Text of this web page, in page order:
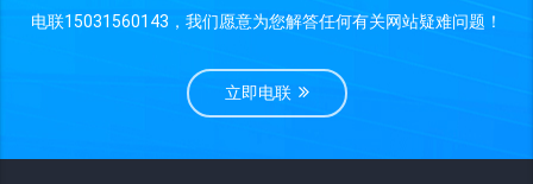
电联15031560143，我们愿意为您解答任何有关网站疑难问题！
立即电联